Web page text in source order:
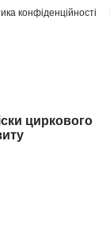
конфіденційності
циркового